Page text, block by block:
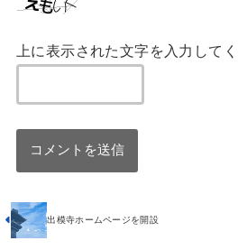
上に表示された文字を入力してく
出模寺ホームページを開設